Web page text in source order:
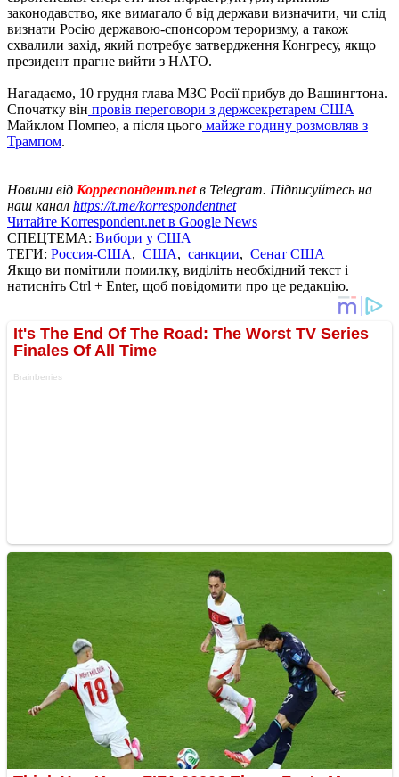
законодавство, яке вимагало б від держави визначити, чи слід
визнати Росію державою-спонсором тероризму, а також
схвалили захід, який потребує затвердження Конгресу, якщо
президент прагне вийти з НАТО.
Нагадаємо, 10 грудня глава МЗС Росії прибув до Вашингтона.
Спочатку він провів переговори з держсекретарем США
Майклом Помпео, а після цього майже годину розмовляв з
Трампом.
Новини від Корреспондент.netв Telegram. Підписуйтесь на
наш канал https://t.me/korrespondentnet
Читайте Korrespondent.net в Google News
СПЕЦТЕМА: Вибори у США
ТЕГИ: Россия-США, США, санкции, Сенат США
Якщо ви помітили помилку, виділіть необхідний текст і
натисніть Ctrl + Enter, щоб повідомити про це редакцію.